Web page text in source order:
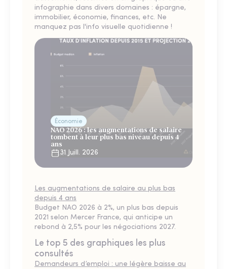
infographie dans divers domaines : épargne,
immobilier, économie, finances, etc. Ne
manquez pas l'info visuelle quotidienne !
Économie
NAO 2026 : les augmentations de salaire
tombent à leur plus bas niveau depuis 4
ans
31 Juill. 2026
Les augmentations de salaire au plus bas
depuis 4 ans
Budget NAO 2026 à 2%, un plus bas depuis
2021 selon Mercer France, qui anticipe un
rebond à 2,5% pour les négociations 2027.
Le top 5 des graphiques les plus
consultés
Demandeurs d’emploi : une légère baisse au